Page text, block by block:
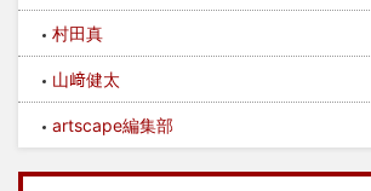
村田真
山﨑健太
artscape編集部